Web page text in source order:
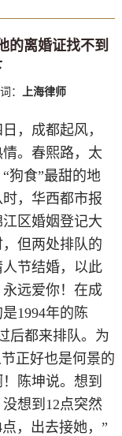
的离婚证找不到
： 上海律师
，成都起风，
。春熙路，太
狗食”最甜的地
，华西都市报
区婚姻登记大
但两处排队的
节结婚，以此
远爱你！在成
1994年的陈
后都来排队。为
正好也是何景的
陈坤说。想到
想到12点突然
，出去接她，”